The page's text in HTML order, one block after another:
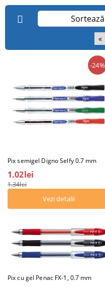
«
Pix semigel Digno Selfy 0.7 mm
-24%
1.02lei
1.34lei
Vezi detalii
Pix cu gel Penac FX-1, 0.7 mm